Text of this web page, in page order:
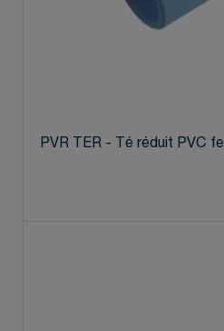
PVR TER - Té réduit PVC